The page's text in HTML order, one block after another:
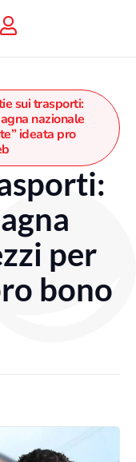
sui trasporti:
nazionale
ideata pro
per
bono